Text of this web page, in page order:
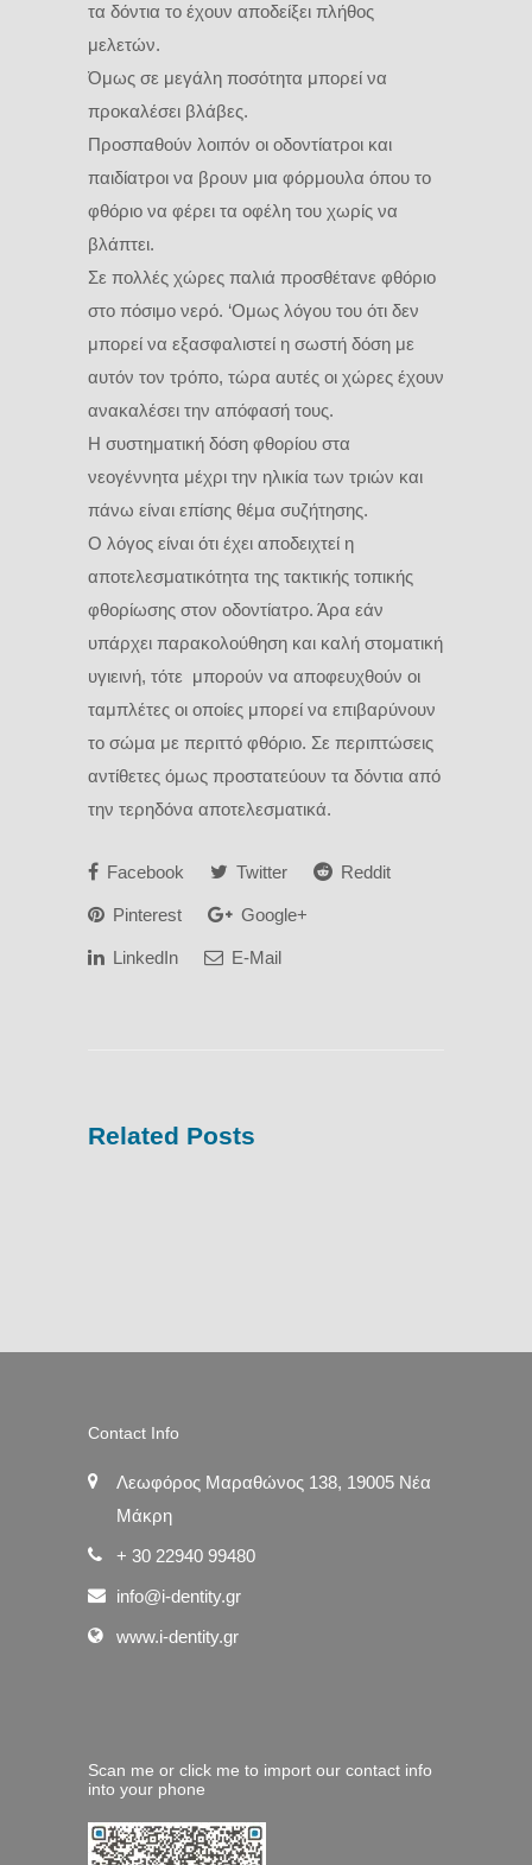
τα δόντια το έχουν αποδείξει πλήθος
μελετών.
Όμως σε μεγάλη ποσότητα μπορεί να
προκαλέσει βλάβες.
Προσπαθούν λοιπόν οι οδοντίατροι και
παιδίατροι να βρουν μια φόρμουλα όπου το
φθόριο να φέρει τα οφέλη του χωρίς να
βλάπτει.
Σε πολλές χώρες παλιά προσθέτανε φθόριο
στο πόσιμο νερό. ‘Ομως λόγου του ότι δεν
μπορεί να εξασφαλιστεί η σωστή δόση με
αυτόν τον τρόπο, τώρα αυτές οι χώρες έχουν
ανακαλέσει την απόφασή τους.
Η συστηματική δόση φθορίου στα
νεογέννητα μέχρι την ηλικία των τριών και
πάνω είναι επίσης θέμα συζήτησης.
Ο λόγος είναι ότι έχει αποδειχτεί η
αποτελεσματικότητα της τακτικής τοπικής
φθορίωσης στον οδοντίατρο. Άρα εάν
υπάρχει παρακολούθηση και καλή στοματική
υγιεινή, τότε μπορούν να αποφευχθούν οι
ταμπλέτες οι οποίες μπορεί να επιβαρύνουν
το σώμα με περιττό φθόριο. Σε περιπτώσεις
αντίθετες όμως προστατεύουν τα δόντια από
την τερηδόνα αποτελεσματικά.
Facebook Twitter Reddit
Pinterest Google+
LinkedIn E-Mail
Related Posts
Contact Info
Λεωφόρος Μαραθώνος 138, 19005 Νέα
Μάκρη
+ 30 22940 99480
info@i-dentity.gr
www.i-dentity.gr
Scan me or click me to import our contact info
into your phone